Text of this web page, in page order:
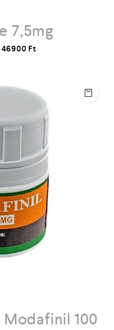
7,5mg
46900 Ft
100